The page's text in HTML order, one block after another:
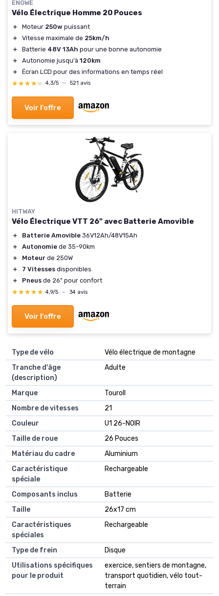
ENGWE
Vélo Électrique Homme 20 Pouces
＋ Moteur 250w puissant
＋
Vitesse maximale de 25km/h
＋
Batterie 48V 13Ah pour une bonne autonomie
＋
Autonomie jusqu'à 120km
＋
Écran LCD pour des informations en temps réel
★★★★★
★★★★★ 4,3/5 — 521 avis
Voir l'offre
HITWAY
Vélo Électrique VTT 26" avec Batterie Amovible
＋ Batterie Amovible 36V12Ah/48V15Ah
＋
Autonomie de 35-90km
＋
Moteur de 250W
＋
7 Vitesses disponibles
＋
Pneus de 26" pour confort
★★★★★
★★★★★ 4,9/5 — 34 avis
Voir l'offre
Type de vélo
Vélo électrique de montagne
Tranche d'âge
(description)
Adulte
Marque
Touroll
Nombre de vitesses
21
Couleur
U1 26-NOIR
Taille de roue
26 Pouces
Matériau du cadre
Aluminium
Caractéristique
spéciale
Rechargeable
Composants inclus
Batterie
Taille
26x17 cm
Caractéristiques
spéciales
Rechargeable
Type de frein
Disque
Utilisations spécifiques
pour le produit
exercice, sentiers de montagne,
transport quotidien, vélo tout-
terrain